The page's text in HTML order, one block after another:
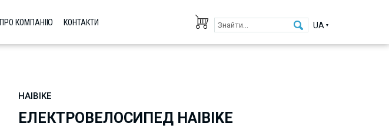
ПРО КОМПАНІЮ КОНТАКТИ UA
HAIBIKE
ЕЛЕКТРОВЕЛОСИПЕД HAIBIKE